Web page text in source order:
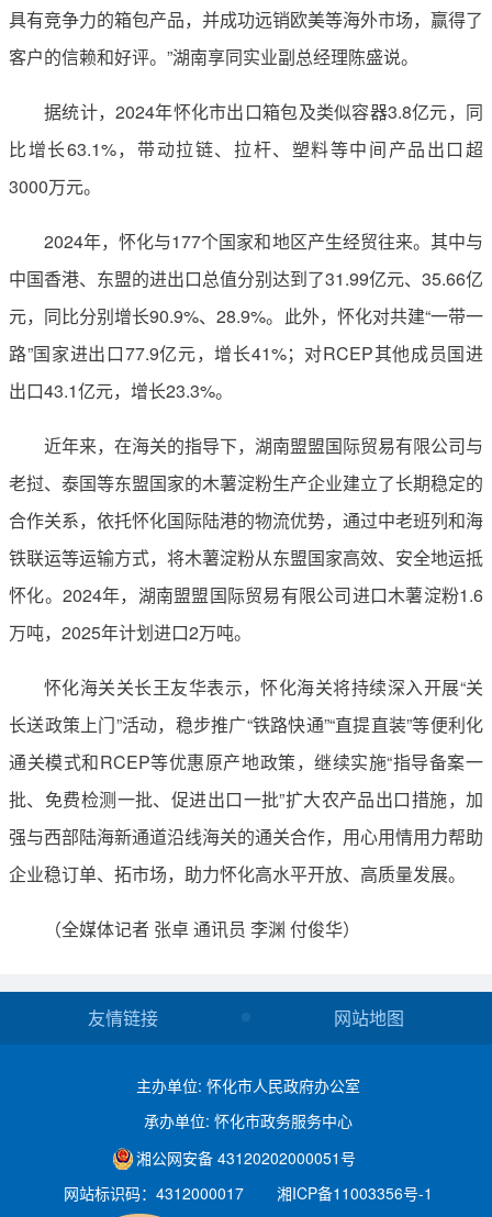
具有竞争力的箱包产品，并成功远销欧美等海外市场，赢得了
客户的信赖和好评。”湖南享同实业副总经理陈盛说。
据统计，2024年怀化市出口箱包及类似容器3.8亿元，同
比增长63.1%，带动拉链、拉杆、塑料等中间产品出口超
3000万元。
2024年，怀化与177个国家和地区产生经贸往来。其中与
中国香港、东盟的进出口总值分别达到了31.99亿元、35.66亿
元，同比分别增长90.9%、28.9%。此外，怀化对共建“一带一
路”国家进出口77.9亿元，增长41%；对RCEP其他成员国进
出口43.1亿元，增长23.3%。
近年来，在海关的指导下，湖南盟盟国际贸易有限公司与
老挝、泰国等东盟国家的木薯淀粉生产企业建立了长期稳定的
合作关系，依托怀化国际陆港的物流优势，通过中老班列和海
铁联运等运输方式，将木薯淀粉从东盟国家高效、安全地运抵
怀化。2024年，湖南盟盟国际贸易有限公司进口木薯淀粉1.6
万吨，2025年计划进口2万吨。
怀化海关关长王友华表示，怀化海关将持续深入开展“关
长送政策上门”活动，稳步推广“铁路快通”“直提直装”等便利化
通关模式和RCEP等优惠原产地政策，继续实施“指导备案一
批、免费检测一批、促进出口一批”扩大农产品出口措施，加
强与西部陆海新通道沿线海关的通关合作，用心用情用力帮助
企业稳订单、拓市场，助力怀化高水平开放、高质量发展。
（全媒体记者 张卓 通讯员 李渊 付俊华）
友情链接 网站地图
主办单位: 怀化市人民政府办公室
承办单位: 怀化市政务服务中心
湘公网安备 43120202000051号
网站标识码：4312000017
湘ICP备11003356号-1